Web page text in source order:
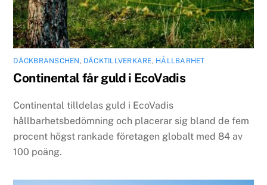
DÄCKBRANSCHEN, DÄCKTILLVERKARE, HÅLLBARHET
Continental får guld i EcoVadis
Continental tilldelas guld i EcoVadis
hållbarhetsbedömning och placerar sig bland de fem
procent högst rankade företagen globalt med 84 av
100 poäng.